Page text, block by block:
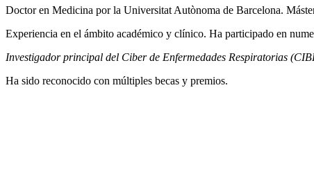
Doctor en Medicina por la Universitat Autònoma de Barcelona.
Experiencia en el ámbito académico y clínico. Ha participado en
Investigador principal del Ciber de Enfermedades Respiratorias
Ha sido reconocido con múltiples becas y premios​.